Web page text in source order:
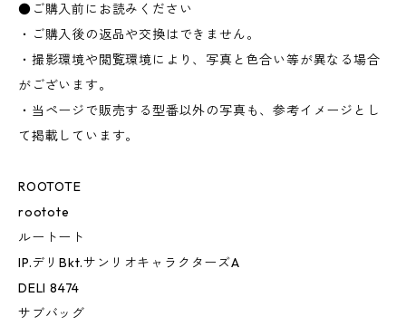
●ご購入前にお読みください
・ご購入後の返品や交換はできません。
・撮影環境や閲覧環境により、写真と色合い等が異なる場合
がございます。
・当ページで販売する型番以外の写真も、参考イメージとし
て掲載しています。
ROOTOTE
rootote
ルートート
IP.デリBkt.サンリオキャラクターズA
DELI 8474
サブバッグ